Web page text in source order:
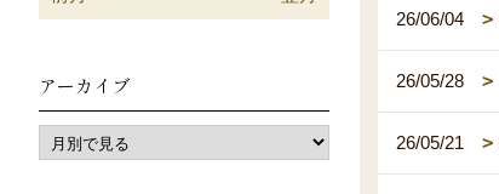
26/06/04
26/05/28
26/05/21
アーカイブ